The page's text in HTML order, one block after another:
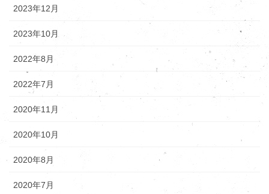
2023年12月
2023年10月
2022年8月
2022年7月
2020年11月
2020年10月
2020年8月
2020年7月